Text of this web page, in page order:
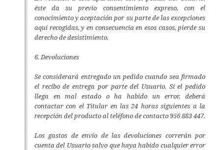
éste da su previo consentimiento expreso, con el
conocimiento y aceptación por su parte de las excepciones
aquí recogidas, y en consecuencia en esos casos, pierde su
derecho de desistimiento.
6. Devoluciones
Se considerará entregado un pedido cuando sea firmado
el recibo de entrega por parte del Usuario. Si el pedido
llega en mal estado o ha habido un error, deberá
contactar con el Titular en las 24 horas siguientes a la
recepción del producto al teléfono de contacto 956 883 447.
Los gastos de envío de las devoluciones correrán por
cuenta del Usuario salvo que haya habido cualquier error